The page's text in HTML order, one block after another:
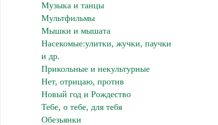
Музыка и танцы
Мультфильмы
Мышки и мышата
Насекомые:улитки, жучки, паучки
и др.
Прикольные и некультурные
Нет, отрицаю, против
Новый год и Рождество
Тебе, о тебе, для тебя
Обезьянки